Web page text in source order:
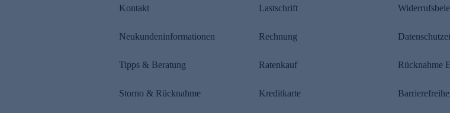
Kontakt
Neukundeninformationen
Tipps & Beratung
Storno & Rücknahme
Lastschrift
Rechnung
Ratenkauf
Kreditkarte
Rücknahme